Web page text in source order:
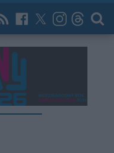
News Now Archív